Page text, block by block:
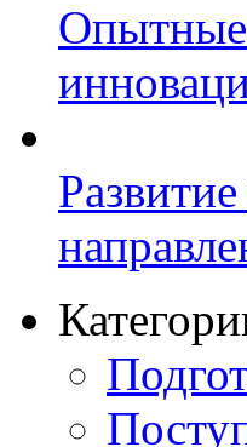
Опытные